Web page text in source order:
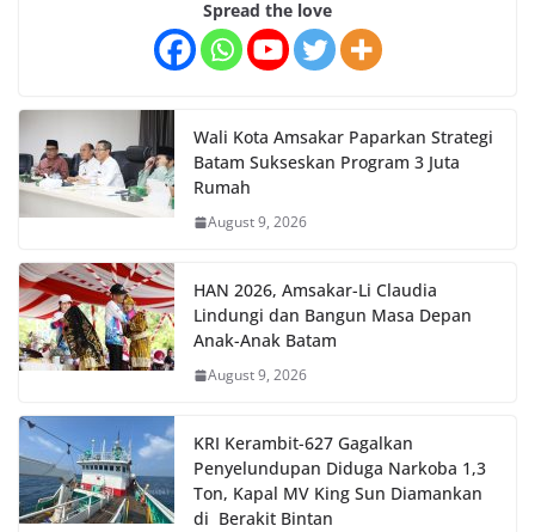
Spread the love
Wali Kota Amsakar Paparkan Strategi
Batam Sukseskan Program 3 Juta
Rumah
August 9, 2026
HAN 2026, Amsakar-Li Claudia
Lindungi dan Bangun Masa Depan
Anak-Anak Batam
August 9, 2026
KRI Kerambit-627 Gagalkan
Penyelundupan Diduga Narkoba 1,3
Ton, Kapal MV King Sun Diamankan
di Berakit Bintan